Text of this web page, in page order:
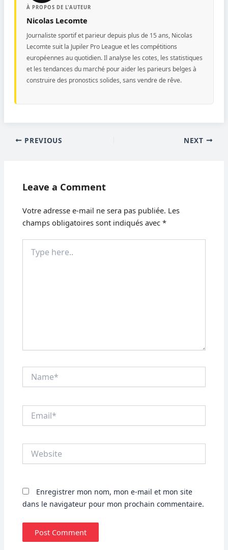
À PROPOS DE L'AUTEUR
Nicolas Lecomte
Journaliste sportif et parieur depuis plus de 15 ans, Nicolas
Lecomte suit la Jupiler Pro League et les compétitions
européennes au quotidien. Il analyse les cotes, les statistiques
et les tendances du marché pour aider les parieurs belges à
construire des pronostics solides, sans vendre de rêve.
PREVIOUS NEXT
Leave a Comment
Votre adresse e-mail ne sera pas publiée. Les
champs obligatoires sont indiqués avec*
here..
Enregistrer mon nom, mon e-mail et mon site
dans le navigateur pour mon prochain commentaire.